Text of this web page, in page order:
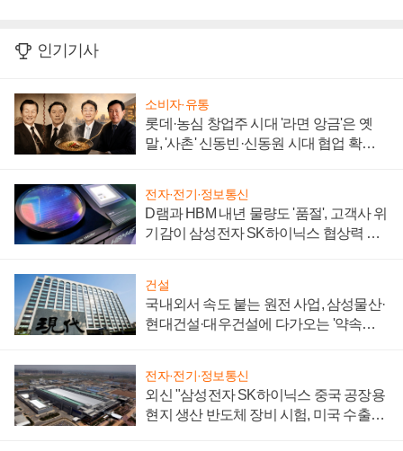
인기기사
소비자·유통
롯데·농심 창업주 시대 '라면 앙금'은 옛
말, '사촌' 신동빈·신동원 시대 협업 확대
전자·전기·정보통신
D램과 HBM 내년 물량도 '품절', 고객사 위
기감이 삼성전자 SK하이닉스 협상력 더
건설
국내외서 속도 붙는 원전 사업, 삼성물산·
현대건설·대우건설에 다가오는 '약속의
전자·전기·정보통신
외신 "삼성전자 SK하이닉스 중국 공장용
현지 생산 반도체 장비 시험, 미국 수출통